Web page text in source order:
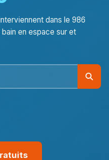
dans le 986
en espace sur et